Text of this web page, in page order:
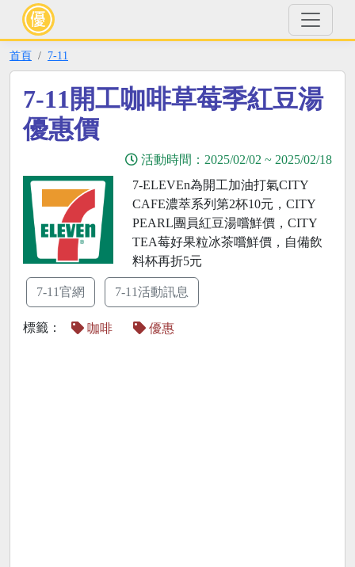
首頁 7-11
7-11開工咖啡草莓季紅豆湯
優惠價
活動時間： 2025/02/02 ~ 2025/02/18
7-ELEVEn為開工加油打氣CITY
CAFE濃萃系列第2杯10元，CITY
PEARL團員紅豆湯嚐鮮價，CITY
TEA莓好果粒冰茶嚐鮮價，自備飲
料杯再折5元
7-11官網 7-11活動訊息
標籤： 咖啡 優惠